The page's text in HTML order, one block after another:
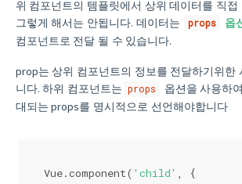
위 컴포넌트의 템플릿에서 상위 데이터를 직접
그렇게 해서는 안됩니다. 데이터는
props 옵
컴포넌트로 전달 될 수 있습니다.
prop는 상위 컴포넌트의 정보를 전달하기위한
니다. 하위 컴포넌트는 props
옵션을 사용하
대되는 props를 명시적으로 선언해야합니다
Vue.component( 'child' , {